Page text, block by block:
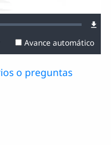
:
Avance automático
o preguntas